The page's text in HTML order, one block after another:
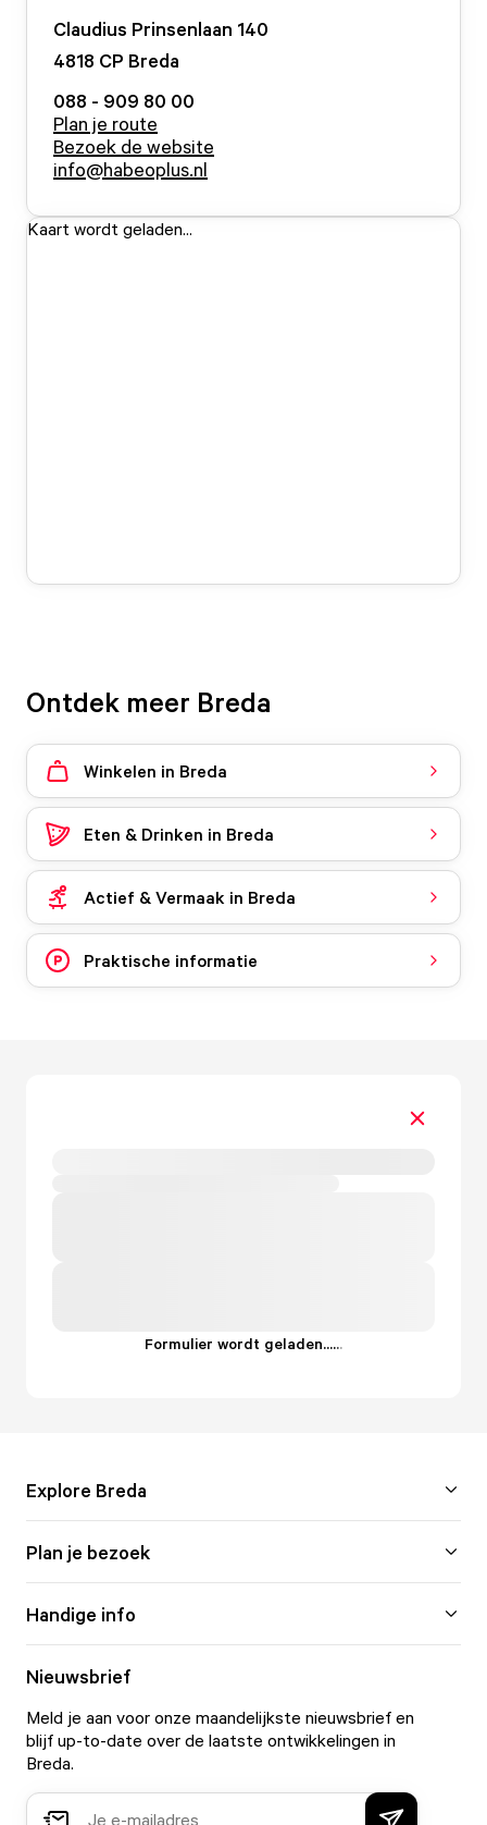
Claudius Prinsenlaan 140
4818 CP Breda
088 - 909 80 00
Plan je route
Bezoek de website
info@habeoplus.nl
Kaart wordt geladen...
Ontdek meer Breda
Winkelen in Breda
Eten & Drinken in Breda
Actief & Vermaak in Breda
Praktische informatie
Formulier wordt geladen......
Explore Breda
Plan je bezoek
Handige info
Nieuwsbrief
Meld je aan voor onze maandelijkste nieuwsbrief en
blijf up-to-date over de laatste ontwikkelingen in
Breda.